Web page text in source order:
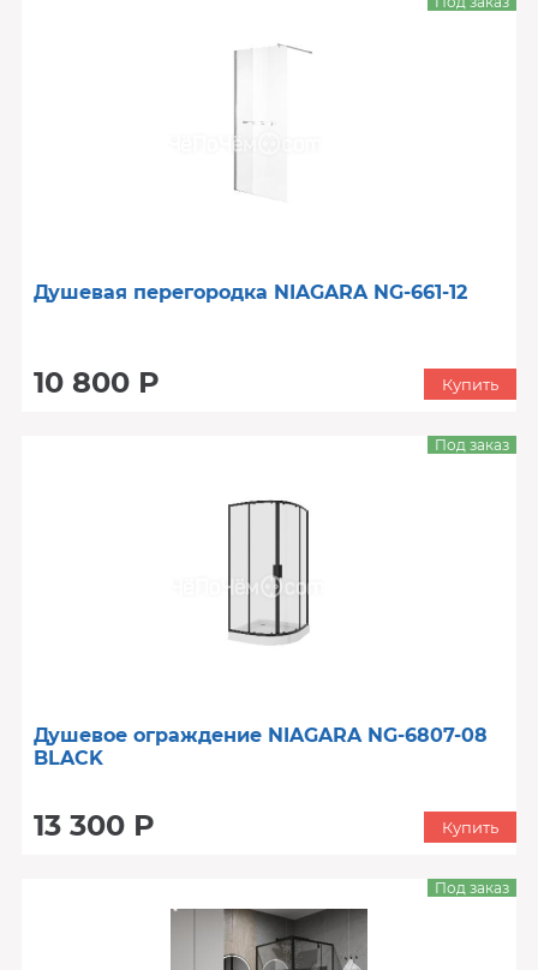
Душевая перегородка NIAGARA NG-661-12
10 800 Р Купить
Душевое ограждение NIAGARA NG-6807-08
BLACK
13 300 Р
Под заказ
Купить
Под заказ